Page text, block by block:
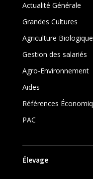
Actualité Générale
Grandes Cultures
Agriculture Biologique
Gestion des salariés
Agro-Environnement
Aides
Références
PAC
Élevage